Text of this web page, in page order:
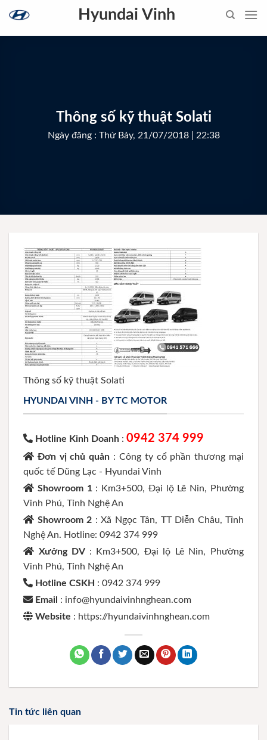
content
Hyundai Vinh
Thông số kỹ thuật Solati
Ngày đăng : Thứ Bảy, 21/07/2018 | 22:38
Thông số kỹ thuật Solati
HYUNDAI VINH - BY TC MOTOR
Hotline Kinh Doanh : 0942 374 999
Đơn vị chủ quản : Công ty cổ phần thương mại
quốc tế Dũng Lạc - Hyundai Vinh
Showroom 1 : Km3+500, Đại lộ Lê Nin, Phường
Vinh Phú, Tỉnh Nghệ An
Showroom 2 : Xã Ngọc Tân, TT Diễn Châu, Tỉnh
Nghệ An. Hotline: 0942 374 999
Xưởng DV : Km3+500, Đại lộ Lê Nin, Phường
Vinh Phú, Tỉnh Nghệ An
Hotline CSKH : 0942 374 999
Email : info@hyundaivinhnghean.com
Website : https://hyundaivinhnghean.com
Tin tức liên quan